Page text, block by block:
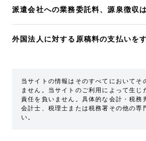
派遣会社への業務委託料、源泉徴収
外国法人に対する原稿料の支払いを
当サイトの情報はそのすべてにおいてそ
ません。当サイトのご利用によって生じ
責任を負いません。具体的な会計・税務
会計士、税理士または税務署その他の専
い。